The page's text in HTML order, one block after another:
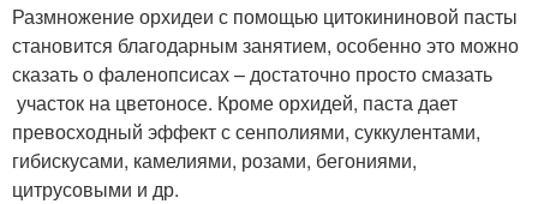
Размножение орхидеи с помощью цитокининовой пасты
становится благодарным занятием, особенно это можно
сказать о фаленопсисах – достаточно просто смазать
участок на цветоносе. Кроме орхидей, паста дает
превосходный эффект с сенполиями, суккулентами,
гибискусами, камелиями, розами, бегониями,
цитрусовыми и др.